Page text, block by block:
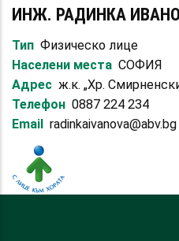
ИНЖ. РАДИНКА
Тип Физическо лице
Населени места СОФИЯ
Адрес ж.к. „Хр.
Телефон 0887 224 234
Email
radinkaivanova@abv.bg